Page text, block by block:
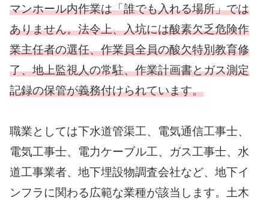
マンホール内作業は「誰でも入れる場所」では
ありません。法令上、入坑には酸素欠乏危険作
業主任者の選任、作業員全員の酸欠特別教育修
了、地上監視人の常駐、作業計画書とガス測定
記録の保管が義務付けられています。
職業としては下水道管渠工、電気通信工事士、
電気工事士、電力ケーブル工、ガス工事士、水
道工事業者、地下埋設物調査会社など、地下イ
ンフラに関わる広範な業種が該当します。土木